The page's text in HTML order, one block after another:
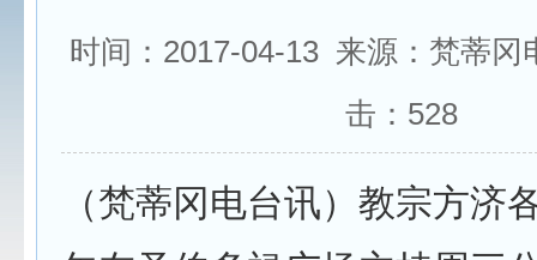
时间：2017-04-13 来源：梵蒂
击： 528
（梵蒂冈电台讯）教宗方济